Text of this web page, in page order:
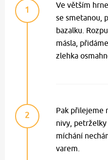
1
Ve větším
se smetanou,
bazalku.
másla,
zlehka
2
Pak přilejeme
nivy, petrželky
míchání
varem.